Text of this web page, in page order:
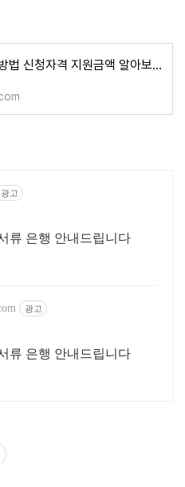
주거급여 신청방법 신청자격 지원금액 알아보기
광고
류 은행 안내드립니다
광고
류 은행 안내드립니다